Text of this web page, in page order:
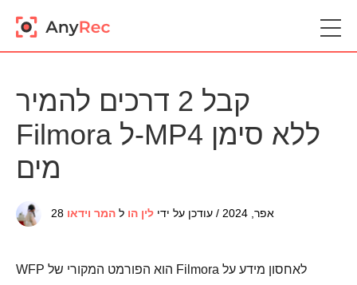
קבל 2 דרכים להמיר
Filmora ל-MP4 ללא סימן
מים
28 אפר, 2024 / עודכן על ידי לין הו ל המר וידאו
WFP הוא הפורמט המקורי של Filmora לאחסון מידע על